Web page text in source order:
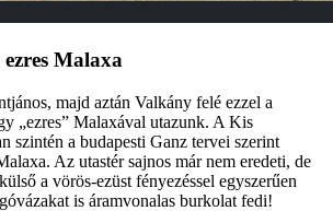
Malaxa
majd aztán Valkány felé ezzel a
„ezres” Malaxával utazunk. A Kis
szintén a budapesti Ganz tervei szerint
Az utastér sajnos már nem eredeti, de
a vörös-ezüst fényezéssel egyszerűen
is áramvonalas burkolat fedi!